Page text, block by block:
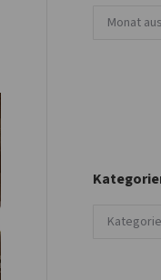
Archiv
Kategorien